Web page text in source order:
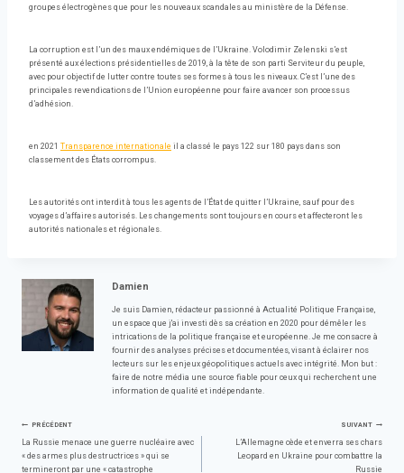
groupes électrogènes que pour les nouveaux scandales au ministère de la Défense.
La corruption est l’un des maux endémiques de l’Ukraine. Volodimir Zelenski s’est
présenté aux élections présidentielles de 2019, à la tête de son parti Serviteur du peuple,
avec pour objectif de lutter contre toutes ses formes à tous les niveaux. C’est l’une des
principales revendications de l’Union européenne pour faire avancer son processus
d’adhésion.
en 2021 Transparence internationale il a classé le pays 122 sur 180 pays dans son
classement des États corrompus.
Les autorités ont interdit à tous les agents de l’État de quitter l’Ukraine, sauf pour des
voyages d’affaires autorisés. Les changements sont toujours en cours et affecteront les
autorités nationales et régionales.
Damien
Je suis Damien, rédacteur passionné à Actualité Politique Française,
un espace que j'ai investi dès sa création en 2020 pour démêler les
intrications de la politique française et européenne. Je me consacre à
fournir des analyses précises et documentées, visant à éclairer nos
lecteurs sur les enjeux géopolitiques actuels avec intégrité. Mon but :
faire de notre média une source fiable pour ceux qui recherchent une
information de qualité et indépendante.
Navigation
PRÉCÉDENT
La Russie menace une guerre nucléaire avec
« des armes plus destructrices » qui se
termineront par une « catastrophe
SUIVANT
L’Allemagne cède et enverra ses chars
Leopard en Ukraine pour combattre la
Russie